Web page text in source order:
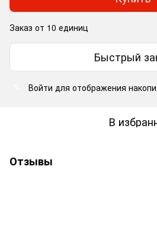
Заказ от 10 единиц
Быстрый
Войти для отображения
В
Отзывы